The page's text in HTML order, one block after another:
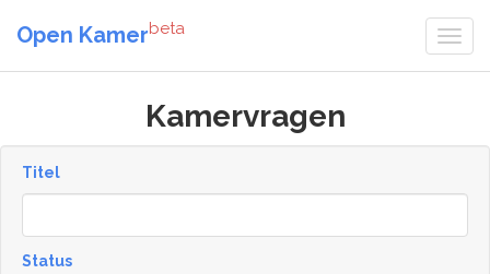
Open Kamerbeta
Kamervragen
Titel
Status